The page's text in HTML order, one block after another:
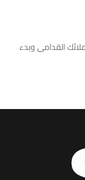
القدامى وبدء